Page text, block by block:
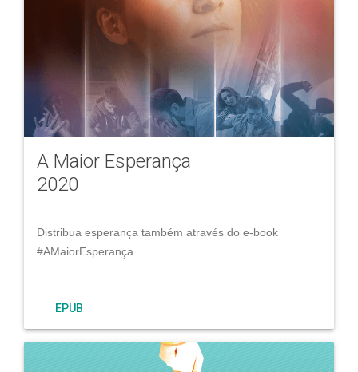
A Maior Esperança
2020
Distribua esperança também através do e-book
#AMaiorEsperança
EPUB